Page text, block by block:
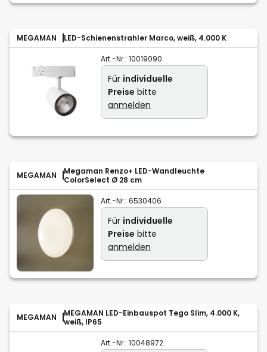
MEGAMAN LED-Schienenstrahler Marco, weiß, 4.000 K
Art.-Nr.: 10019090
Für individuelle
Preise bitte
anmelden
MEGAMAN
Megaman Renzo+ LED-Wandleuchte
ColorSelect Ø 28 cm
Art.-Nr.: 6530406
Für individuelle
Preise bitte
anmelden
MEGAMAN
MEGAMAN LED-Einbauspot Tego Slim, 4.000 K,
weiß, IP65
Art.-Nr.: 10048972